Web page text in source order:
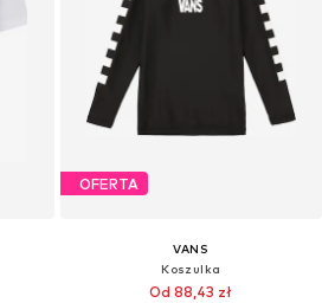
OFERTA
VANS
Koszulka
Od 88,43 zł